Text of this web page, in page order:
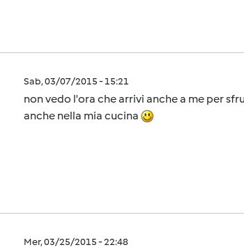
Sab, 03/07/2015 - 15:21
non vedo l'ora che arrivi anche a me per
anche nella mia cucina
Mer, 03/25/2015 - 22:48